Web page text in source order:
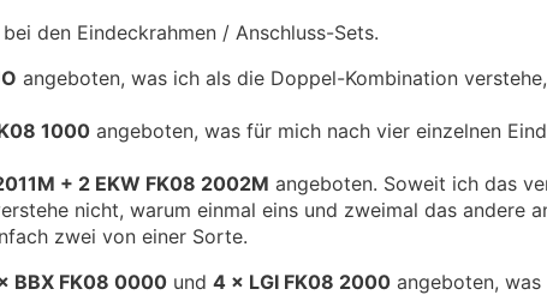
den Eindeckrahmen / Anschluss-Sets.
angeboten, was ich als die Doppel-Kombination
1000angeboten, was für mich nach vier einzelnen
+ 2 EKW FK08 2002M angeboten. Soweit ich das
nicht, warum einmal eins und zweimal das andere
zwei von einer Sorte.
BBX FK08 0000und 4 × LGI FK08 2000angeboten, was